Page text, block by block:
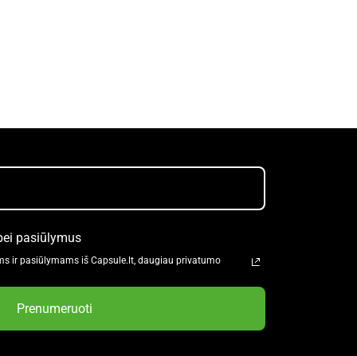
pasiūlymus
ir pasiūlymams iš Capsule.lt, daugiau privatumo
Prenumeruoti